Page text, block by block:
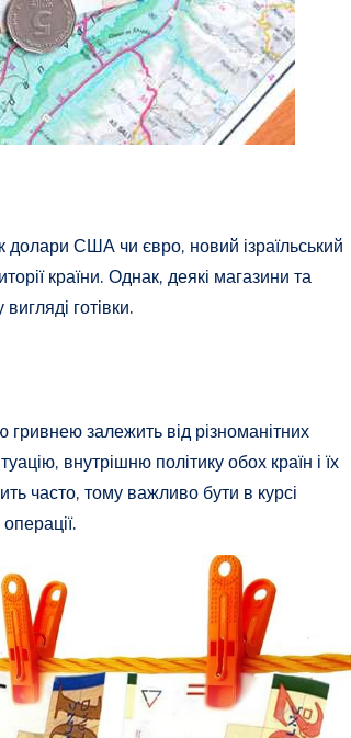
долари США чи євро, новий ізраїльський
країни. Однак, деякі магазини та
готівки.
гривнею залежить від різноманітних
внутрішню політику обох країн і їх
часто, тому важливо бути в курсі